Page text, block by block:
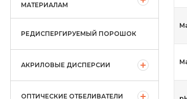
МАТЕРИАЛАМ
РЕДИСПЕРГИРУЕМЫЙ ПОРОШОК
АКРИЛОВЫЕ ДИСПЕРСИИ
ОПТИЧЕСКИЕ ОТБЕЛИВАТЕЛИ